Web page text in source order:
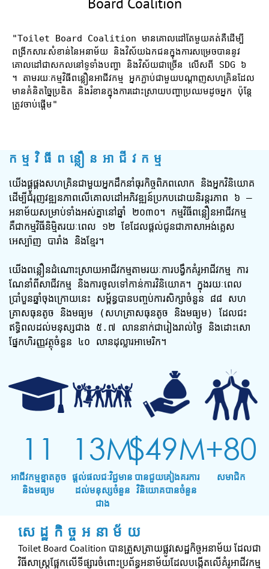
"Toilet Board Coalition មានគោលដៅតែមួយគត់គឺដើម្បី
ពង្រីកសារៈសំខាន់នៃអនាម័យ និងវិស័យឯកជនក្នុងការសម្រេចបាននូវ
គោលដៅជាសកលនៅទូទាំងបញ្ហា និងវិស័យជាច្រើន លើសពី SDG ៦
។ តាមរយៈកម្មវិធីពន្លឿនអាជីវកម្ម អ្នកភ្ជាប់ជាមួយបណ្តាញសហគ្រិនដែល
មានគំនិតច្នៃប្រឌិត និងរំខានក្នុងការដោះស្រាយបញ្ហាប្រឈមដូចអ្នក ប៉ុន្តែ
ត្រូវចាប់ផ្តើម"
កម្មវិធីពន្លឿនអាជីវកម្ម
យើងផ្គូផ្គងសហគ្រិនជាមួយអ្នកដឹកនាំធុរកិច្ចពិភពលោក និងអ្នកវិនិយោគ
ដើម្បីជំរុញវឌ្ឍនភាពលើគោលដៅអភិវឌ្ឍន៍ប្រកបដោយនិរន្តរភាព ៦ –
អនាម័យសម្រាប់ទាំងអស់គ្នានៅឆ្នាំ ២០៣០។ កម្មវិធីពន្លឿនអាជីវកម្ម
គឺជាកម្មវិធីនិម្មិតរយៈពេល ១២ ខែដែលផ្តល់ជូនជាភាសាអង់គ្លេស
អេស្ប៉ាញ បារាំង និងខ្មែរ។
យើងពន្លឿនដំណោះស្រាយអាជីវកម្មតាមរយៈការបង្វឹកគំរូអាជីវកម្ម ការ
ណែនាំពីសាជីវកម្ម និងការចូលទៅកាន់ការវិនិយោគ។ ក្នុងរយៈពេល
ប្រាំបួនឆ្នាំចុងក្រោយនេះ សម្ព័ន្ធបានបញ្ចប់ការសិក្សាចំនួន ៨៨ សហ
គ្រាសធុនតូច និងមធ្យម (សហគ្រាសធុនតូច និងមធ្យម) ដែលជះ
ឥទ្ធិពលដល់មនុស្សជាង ៥.៧ លាននាក់ជារៀងរាល់ថ្ងៃ និងដោះសោ
ផ្នែកហិរញ្ញវត្ថុចំនួន ៤០ លានដុល្លារអាមេរិក។
11
អាជីវកម្មខ្នាតតូច
និងមធ្យម
13M
ផ្ដល់ផលជៈវិជ្ជមាន
ដល់មនុស្សចំនួន
ជាង
$49M
បានជួយគៀងគរការ
វិនិយោគបានចំនួន
+80
សមាជិក
សេដ្ឋកិច្ចអនាម័យ
Toilet Board Coalition​ បានត្រួសត្រាយផ្លូវសេដ្ឋកិច្ចអនាម័យ ដែលជា
វិធីសាស្រ្តផ្អែកលើទីផ្សារចំពោះប្រព័ន្ធអនាម័យដែលបង្កើតលើគំរូអាជីវកម្ម